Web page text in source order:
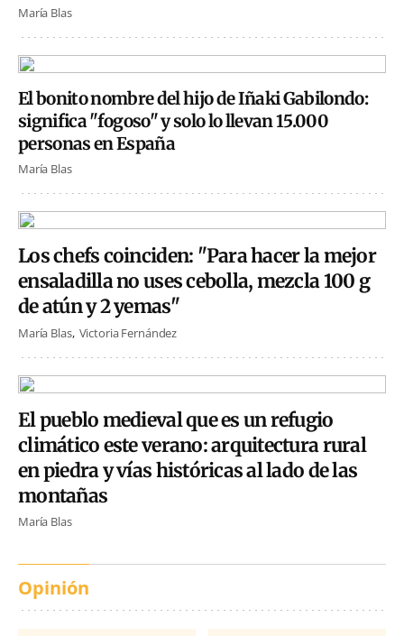
María Blas
El bonito nombre del hijo de Iñaki Gabilondo:
significa "fogoso" y solo lo llevan 15.000
personas en España
María Blas
Los chefs coinciden: "Para hacer la mejor
ensaladilla no uses cebolla, mezcla 100 g
de atún y 2 yemas"
María Blas Victoria Fernández
El pueblo medieval que es un refugio
climático este verano: arquitectura rural
en piedra y vías históricas al lado de las
montañas
María Blas
Opinión